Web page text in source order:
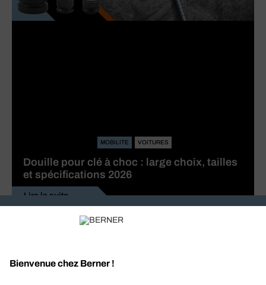
MOBILITE VOITURES
Douille pour clé à choc : large choix, tailles
et spécifications 2026
Lire la suite